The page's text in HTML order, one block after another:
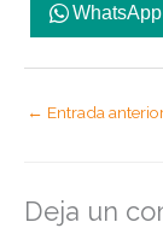
WhatsApp
← Entrada
Deja un